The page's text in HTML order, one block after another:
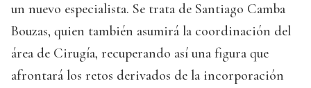
un nuevo especialista. Se trata de Santiago Camba
Bouzas, quien también asumirá la coordinación del
área de Cirugía, recuperando así una figura que
afrontará los retos derivados de la incorporación